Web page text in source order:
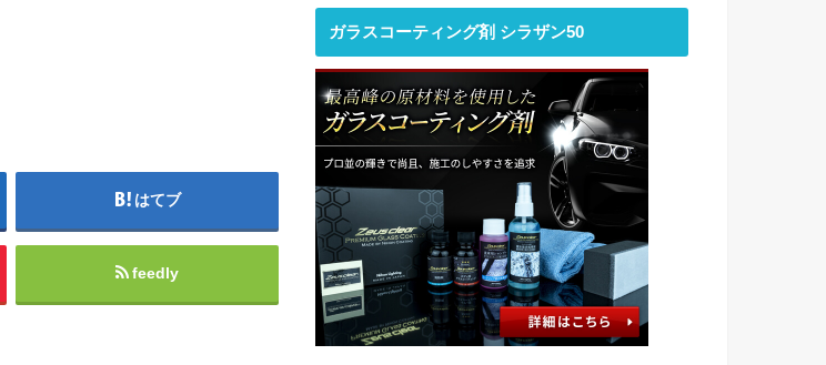
はてブ
feedly
ガラスコーティング剤 シラザン50